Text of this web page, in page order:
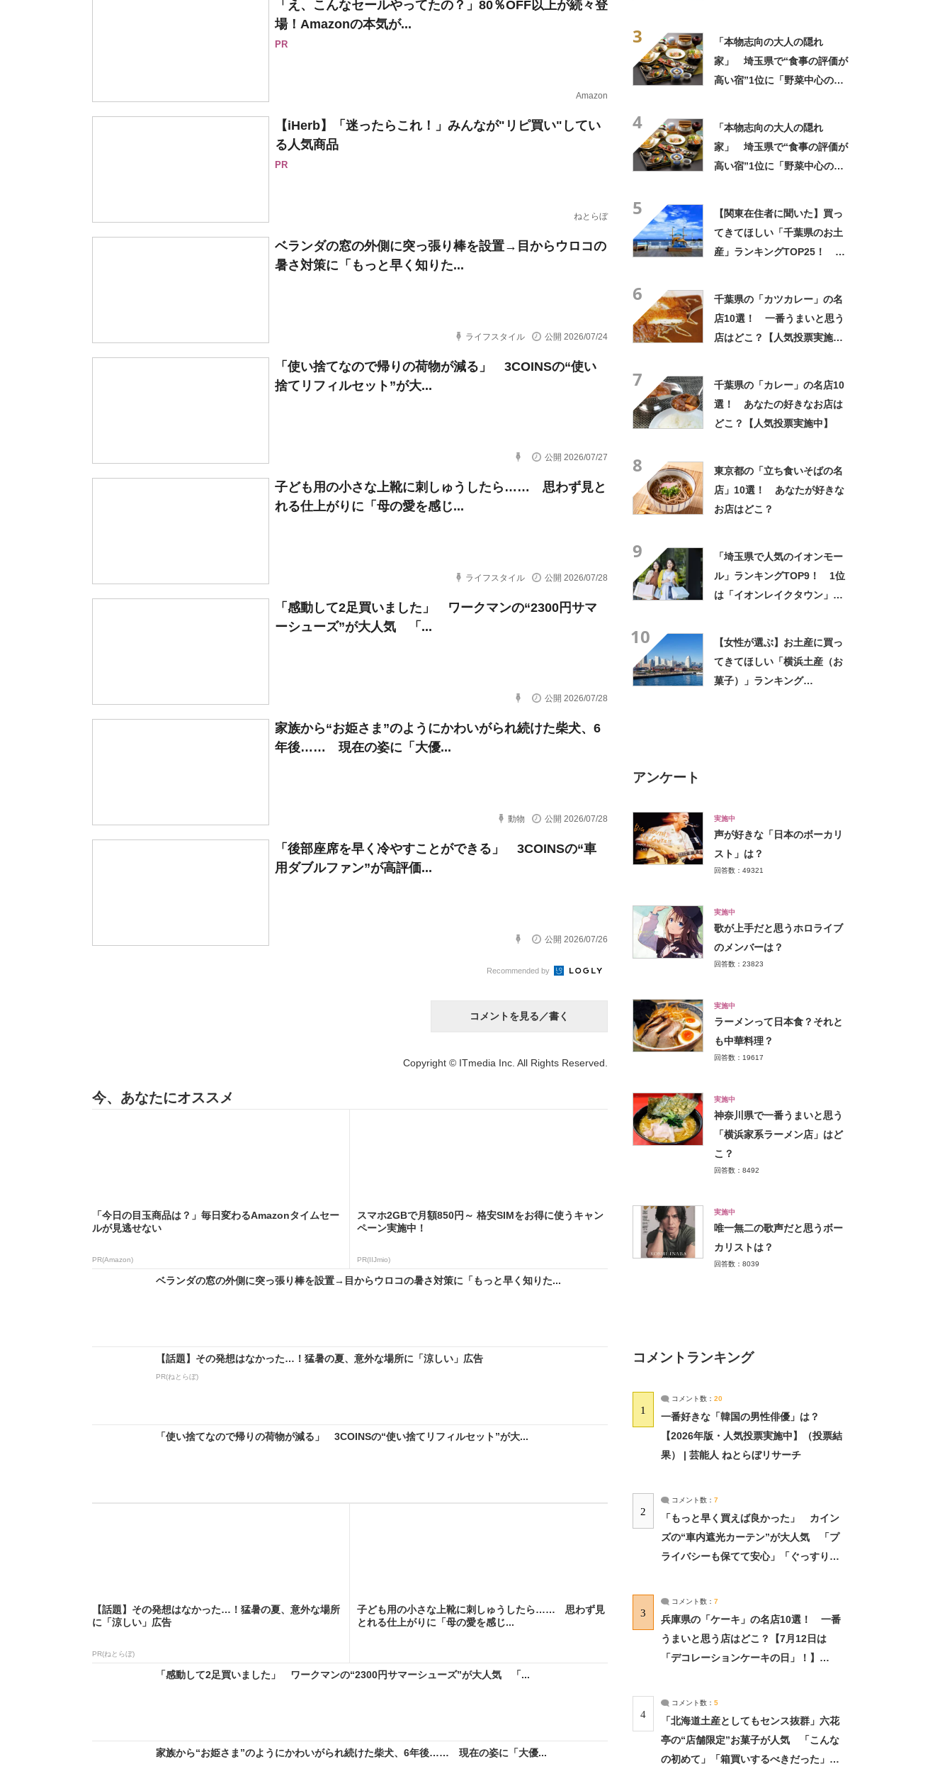
「え、こんなセールやってたの？」80％OFF以上が続々登
場！Amazonの本気が...
PR
Amazon
【iHerb】「迷ったらこれ！」みんなが"リピ買い"してい
る人気商品
PR
ねとらぼ
ベランダの窓の外側に突っ張り棒を設置→目からウロコの
暑さ対策に「もっと早く知りた...
ライフスタイル 公開 2026/07/24
「使い捨てなので帰りの荷物が減る」 3COINSの“使い
捨てリフィルセット”が大...
公開 2026/07/27
子ども用の小さな上靴に刺しゅうしたら…… 思わず見と
れる仕上がりに「母の愛を感じ...
ライフスタイル 公開 2026/07/28
「感動して2足買いました」 ワークマンの“2300円サマ
ーシューズ”が大人気 「...
公開 2026/07/28
家族から“お姫さま”のようにかわいがられ続けた柴犬、6
年後…… 現在の姿に「大優...
動物 公開 2026/07/28
「後部座席を早く冷やすことができる」 3COINSの“車
用ダブルファン”が高評価...
公開 2026/07/26
Recommended by
コメントを見る／書く
Copyright © ITmedia Inc. All Rights Reserved.
今、あなたにオススメ
「今日の目玉商品は？」毎日変わるAmazonタイムセー
ルが見逃せない
PR(Amazon)
スマホ2GBで月額850円～ 格安SIMをお得に使うキャン
ペーン実施中！
PR(IIJmio)
ベランダの窓の外側に突っ張り棒を設置→目からウロコの暑さ対策に「もっと早く知りた...
【話題】その発想はなかった…！猛暑の夏、意外な場所に「涼しい」広告
PR(ねとらぼ)
「使い捨てなので帰りの荷物が減る」 3COINSの“使い捨てリフィルセット”が大...
【話題】その発想はなかった…！猛暑の夏、意外な場所
に「涼しい」広告
PR(ねとらぼ)
子ども用の小さな上靴に刺しゅうしたら…… 思わず見
とれる仕上がりに「母の愛を感じ...
「感動して2足買いました」 ワークマンの“2300円サマーシューズ”が大人気 「...
家族から“お姫さま”のようにかわいがられ続けた柴犬、6年後…… 現在の姿に「大優...
3
「本物志向の大人の隠れ
家」 埼玉県で“食事の評価が
高い宿”1位に「野菜中心の料
4
「本物志向の大人の隠れ
家」 埼玉県で“食事の評価が
高い宿”1位に「野菜中心の料
5
【関東在住者に聞いた】買っ
てきてほしい「千葉県のお土
産」ランキングTOP25！ 第
6
千葉県の「カツカレー」の名
店10選！ 一番うまいと思う
店はどこ？【人気投票実施
7
千葉県の「カレー」の名店10
選！ あなたの好きなお店は
どこ？【人気投票実施中】
8
東京都の「立ち食いそばの名
店」10選！ あなたが好きな
お店はどこ？
9
「埼玉県で人気のイオンモー
ル」ランキングTOP9！ 1位
は「イオンレイクタウン」
10
【女性が選ぶ】お土産に買っ
てきてほしい「横浜土産（お
菓子）」ランキング
アンケート
実施中
声が好きな「日本のボーカリ
スト」は？
回答数：49321
実施中
歌が上手だと思うホロライブ
のメンバーは？
回答数：23823
実施中
ラーメンって日本食？それと
も中華料理？
回答数：19617
実施中
神奈川県で一番うまいと思う
「横浜家系ラーメン店」はど
こ？
回答数：8492
実施中
唯一無二の歌声だと思うボー
カリストは？
回答数：8039
コメントランキング
1
コメント数： 20
一番好きな「韓国の男性俳優」は？
【2026年版・人気投票実施中】（投票結
果） | 芸能人 ねとらぼリサーチ
2
コメント数： 7
「もっと早く買えば良かった」 カイン
ズの“車内遮光カーテン”が大人気 「プ
ライバシーも保てて安心」「ぐっすり眠
3
コメント数： 7
兵庫県の「ケーキ」の名店10選！ 一番
うまいと思う店はどこ？【7月12日は
「デコレーションケーキの日」！】
4
コメント数： 5
「北海道土産としてもセンス抜群」六花
亭の“店舗限定”お菓子が人気 「こんな
の初めて」「箱買いするべきだった」